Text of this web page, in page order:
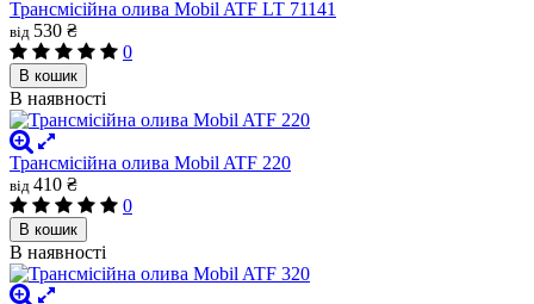
Трансмісійна олива Mobil ATF LT 71141
від 530 ₴
0
В кошик
В наявності
Трансмісійна олива Mobil ATF 220
від 410 ₴
0
В кошик
В наявності